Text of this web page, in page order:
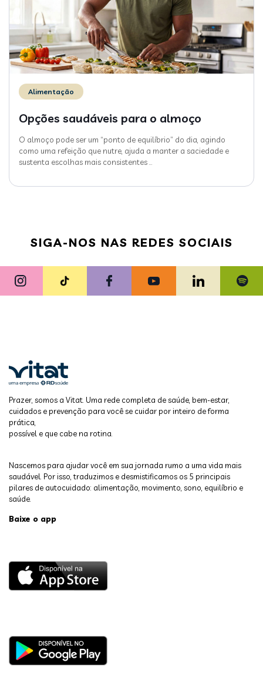
Alimentação
Opções saudáveis para o almoço
O almoço pode ser um “ponto de equilíbrio” do dia, agindo
como uma refeição que nutre, ajuda a manter a saciedade e
sustenta escolhas mais consistentes…
SIGA-NOS NAS REDES SOCIAIS
Prazer, somos a Vitat. Uma rede completa de saúde, bem-estar,
cuidados e prevenção para você se cuidar por inteiro de forma
prática,
possível e que cabe na rotina.
Nascemos para ajudar você em sua jornada rumo a uma vida mais
saudável. Por isso, traduzimos e desmistificamos os 5 principais
pilares de autocuidado: alimentação, movimento, sono, equilíbrio e
saúde.
Baixe o app